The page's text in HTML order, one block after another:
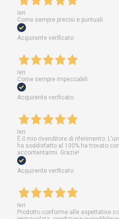
Ieri
Come sempre precisi e puntuali
Acquirente verificato
Ieri
Come sempre impeccabili
Acquirente verificato
Ieri
È il mio rivenditore di riferimento.
ha soddisfatto al 100% ha trovato
accontentarmi. Grazie!
Acquirente verificato
Ieri
Prodotto conforme alle aspettative